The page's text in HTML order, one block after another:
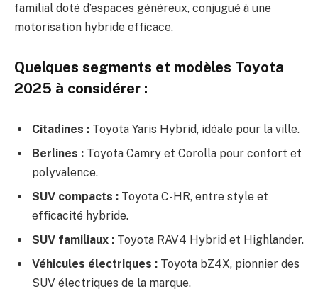
familial doté d’espaces généreux, conjugué à une
motorisation hybride efficace.
Quelques segments et modèles Toyota
2025 à considérer :
Citadines : Toyota Yaris Hybrid, idéale pour la ville.
Berlines : Toyota Camry et Corolla pour confort et
polyvalence.
SUV compacts : Toyota C-HR, entre style et
efficacité hybride.
SUV familiaux : Toyota RAV4 Hybrid et Highlander.
Véhicules électriques : Toyota bZ4X, pionnier des
SUV électriques de la marque.